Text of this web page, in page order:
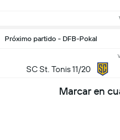
Próximo partido - DFB-Pokal
SC St. Tonis 11/20
Marcar en